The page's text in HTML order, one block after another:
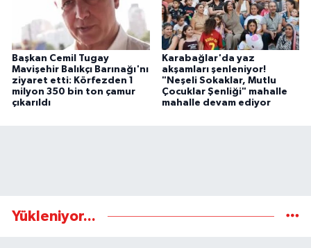
Başkan Cemil Tugay
Mavişehir Balıkçı Barınağı'nı
ziyaret etti: Körfezden 1
milyon 350 bin ton çamur
çıkarıldı
Karabağlar'da yaz
akşamları şenleniyor!
"Neşeli Sokaklar, Mutlu
Çocuklar Şenliği" mahalle
mahalle devam ediyor
Yükleniyor...